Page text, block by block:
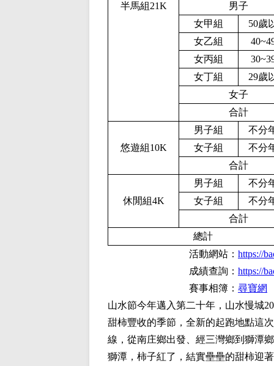
半馬組21K
男子
女甲組
50歲
女乙組
女丙組
女丁組
29歲
女子
合計
悠遊組10K
男子組
不分
女子組
不分
合計
休閒組4K
男子組
不分
女子組
不分
合計
總計
活動網站： https://
成績查詢： https://
賽事相簿： 尋寶網
山水節今年邁入第二十年，山水慢城
甜柿豐收的季節，全新的起跑地點這
線，從南庄鄉出發、經三灣鄉到獅潭
獅潭，柿子紅了，結實壘壘的甜柿迎